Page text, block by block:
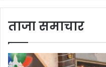
ताजा समाचार